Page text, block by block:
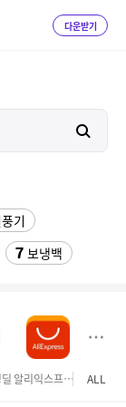
다운받기
기
7 보냉백
ALL
알리익스프레스 GS